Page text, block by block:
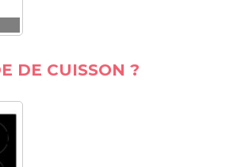
DE CUISSON ?